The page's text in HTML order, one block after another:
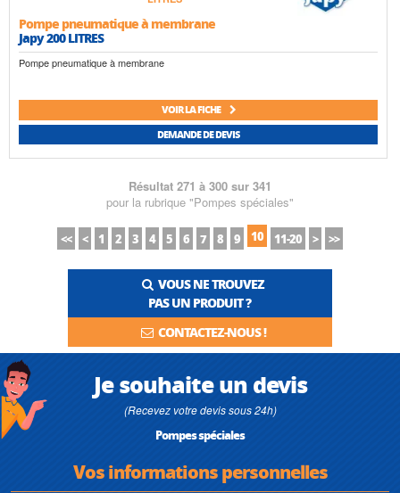
Pompe pneumatique à membrane
Japy 200 LITRES
Pompe pneumatique à membrane
VOIR LA FICHE
DEMANDE DE DEVIS
Résultat 271 à 300 sur 341
pour la rubrique "Pompes spéciales"
<< < 1 2 3 4 5 6 7 8 9 10 11-20 > >>
VOUS NE TROUVEZ
PAS UN PRODUIT ?
CONTACTEZ-NOUS !
Je souhaite un devis
(Recevez votre devis sous 24h)
Pompes spéciales
Vos informations personnelles